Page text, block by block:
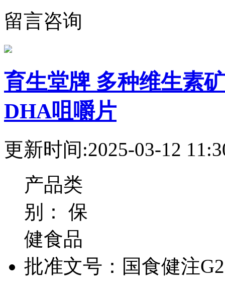
留言咨询
育生堂牌 多种维生素
DHA咀嚼片
更新时间:2025-03-12
产品类
别： 保
健食品
批准文号： 国食健注